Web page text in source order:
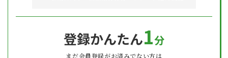
登録かんたん1分
まだ会員登録がお済みでない方は